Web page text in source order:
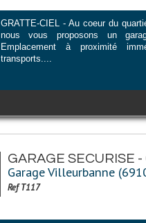
GRATTE-CIEL - Au coeur du
nous vous proposons un
Emplacement à proximité
transports....
GARAGE SECURISE
Garage Villeurbanne
Ref T117